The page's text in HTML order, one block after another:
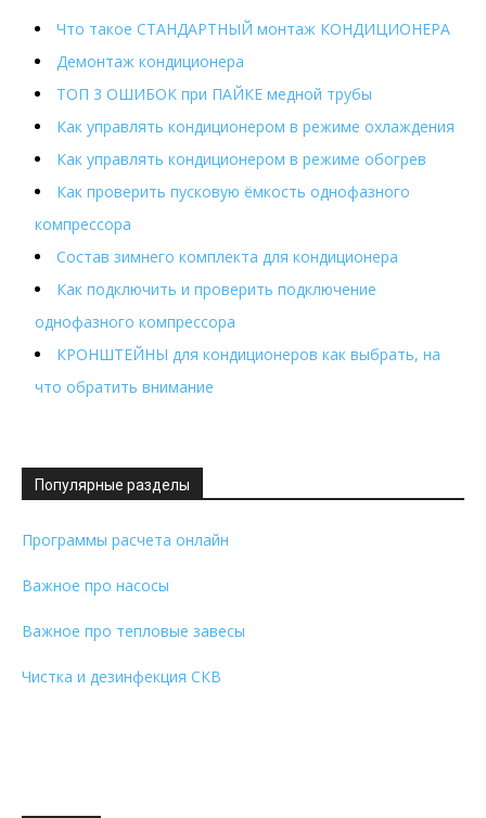
Что такое СТАНДАРТНЫЙ монтаж КОНДИЦИОНЕРА
Демонтаж кондиционера
ТОП 3 ОШИБОК при ПАЙКЕ медной трубы
Как управлять кондиционером в режиме охлаждения
Как управлять кондиционером в режиме обогрев
Как проверить пусковую ёмкость однофазного
компрессора
Состав зимнего комплекта для кондиционера
Как подключить и проверить подключение
однофазного компрессора
КРОНШТЕЙНЫ для кондиционеров как выбрать, на
что обратить внимание
Популярные разделы
Программы расчета онлайн
Важное про насосы
Важное про тепловые завесы
Чистка и дезинфекция СКВ